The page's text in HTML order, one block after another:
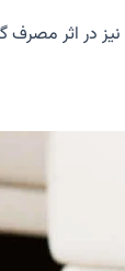
اثر مصرف